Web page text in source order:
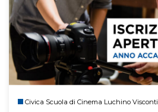
Civica Scuola di Cinema Luchino Visconti